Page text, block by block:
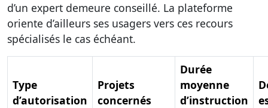
d’un expert demeure conseillé. La plateforme
oriente d’ailleurs ses usagers vers ces recours
spécialisés le cas échéant.
Type
d’autorisation
Projets
concernés
Durée
moyenne
d’instruction